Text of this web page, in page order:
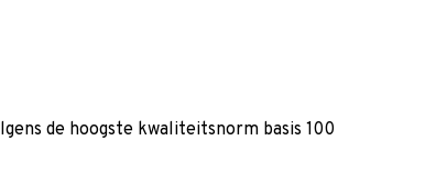
de hoogste kwaliteitsnorm basis 100